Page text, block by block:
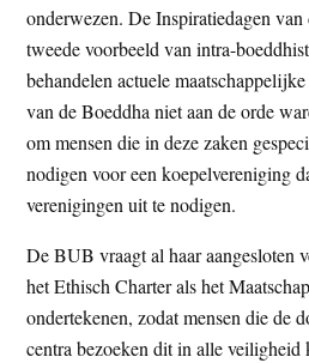
onderwezen. De Inspiratiedagen
tweede voorbeeld van intra-
behandelen actuele
van de Boeddha niet aan de orde
om mensen die in deze zaken
nodigen voor een koepelvereniging
verenigingen uit te nodigen.
De BUB vraagt al haar aangesloten
het Ethisch Charter als het
ondertekenen, zodat mensen die de
centra bezoeken dit in alle veiligheid